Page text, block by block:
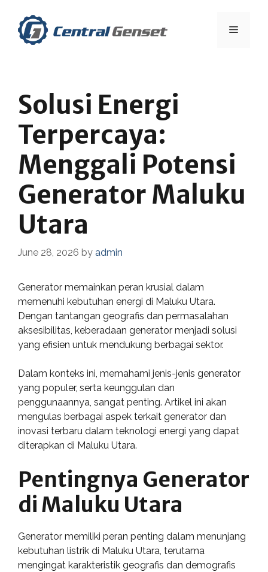
content
Menu
Solusi Energi
Terpercaya:
Menggali Potensi
Generator Maluku
Utara
June 28, 2026 by admin
Generator memainkan peran krusial dalam
memenuhi kebutuhan energi di Maluku Utara.
Dengan tantangan geografis dan permasalahan
aksesibilitas, keberadaan generator menjadi solusi
yang efisien untuk mendukung berbagai sektor.
Dalam konteks ini, memahami jenis-jenis generator
yang populer, serta keunggulan dan
penggunaannya, sangat penting. Artikel ini akan
mengulas berbagai aspek terkait generator dan
inovasi terbaru dalam teknologi energi yang dapat
diterapkan di Maluku Utara.
Pentingnya Generator
di Maluku Utara
Generator memiliki peran penting dalam menunjang
kebutuhan listrik di Maluku Utara, terutama
mengingat karakteristik geografis dan demografis